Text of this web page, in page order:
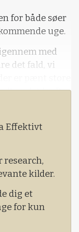
for både søer
uge.
med
det fald, vi
andet fra Per
i Danish
Effektivt
kilder.
dig et
for kun